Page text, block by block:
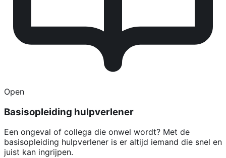
Open
Basisopleiding hulpverlener
Een ongeval of collega die onwel wordt? Met de
basisopleiding hulpverlener is er altijd iemand die snel en
juist kan ingrijpen.